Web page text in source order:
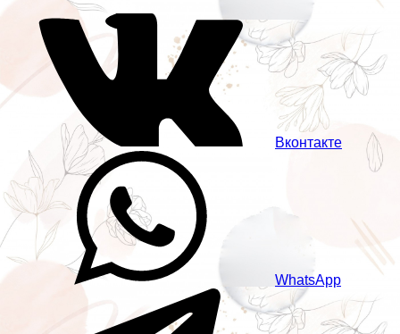
Вконтакте
WhatsApp